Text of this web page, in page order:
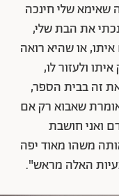
שאימא שלי חינכה
את הבת שלי,
או שהיא רואה
ולעזור לו,
זה בבית הספר,
אומרת שאבוא רק אם
ואני חושבת
משהו מאוד יפה
האלה מראש".